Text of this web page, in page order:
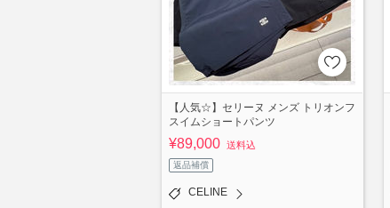
【人気☆】セリーヌ メンズ トリオンフ
スイムショートパンツ
¥89,000 送料込
返品補償
CELINE